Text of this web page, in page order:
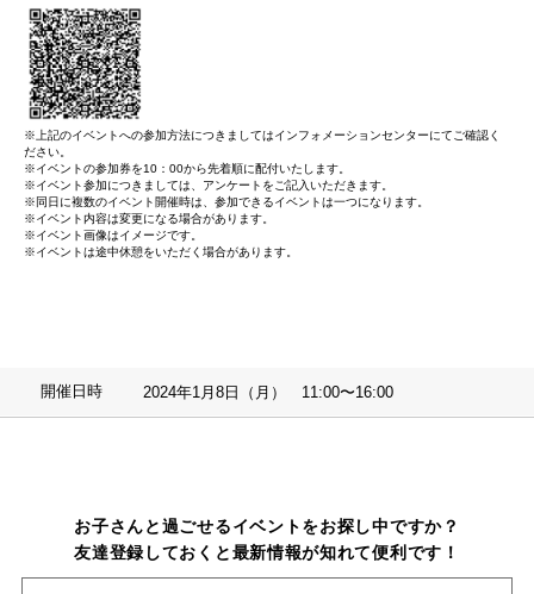
※上記のイベントへの参加方法につきましてはインフォメーションセンターにてご確認く
ださい。
※イベントの参加券を10：00から先着順に配付いたします。
※イベント参加につきましては、アンケートをご記入いただきます。
※同日に複数のイベント開催時は、参加できるイベントは一つになります。
※イベント内容は変更になる場合があります。
※イベント画像はイメージです。
※イベントは途中休憩をいただく場合があります。
開催日時 2024年1月8日（月） 11:00〜16:00
お子さんと過ごせるイベントをお探し中ですか？
友達登録しておくと最新情報が知れて便利です！